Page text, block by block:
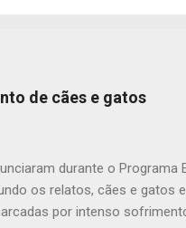
de cães e gatos
durante o Programa
os relatos, cães e gatos
por intenso sofrimento